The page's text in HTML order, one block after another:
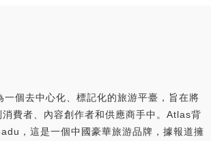
一個去中心化、標記化的旅游平臺，旨在將
費者、內容創作者和供應商手中。Atlas背
，這是一個中國豪華旅游品牌，據報道擁